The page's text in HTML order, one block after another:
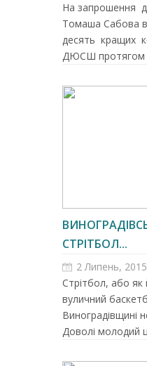
На запрошення
Томаша Сабова
десять кращих
ДЮСШ протягом
СТРІТБОЛ...
2 Липень, 2015
Стрітбол, або
вуличний
Виноградівщині
Доволі молодий